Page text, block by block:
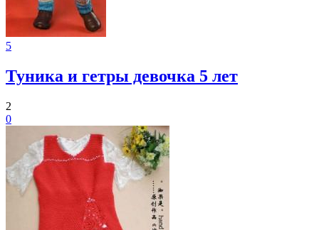
5
Туника и гетры девочка 5 лет
2
0